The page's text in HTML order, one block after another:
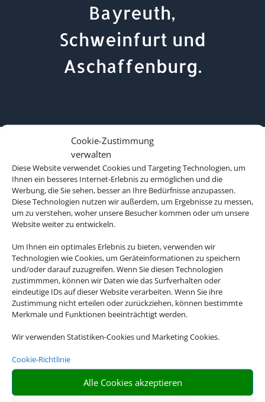
Cookie-Zustimmung
verwalten
Diese Website verwendet Cookies und Targeting Technologien, um
Ihnen ein besseres Internet-Erlebnis zu ermöglichen und die
Werbung, die Sie sehen, besser an Ihre Bedürfnisse anzupassen.
Diese Technologien nutzen wir außerdem, um Ergebnisse zu messen,
um zu verstehen, woher unsere Besucher kommen oder um unsere
Website weiter zu entwickeln.
Um Ihnen ein optimales Erlebnis zu bieten, verwenden wir
Technologien wie Cookies, um Geräteinformationen zu speichern
und/oder darauf zuzugreifen. Wenn Sie diesen Technologien
zustimmmen, können wir Daten wie das Surfverhalten oder
eindeutige IDs auf dieser Website verarbeiten. Wenn Sie ihre
Zustimmung nicht erteilen oder zurückziehen, können bestimmte
Merkmale und Funktionen beeinträchtigt werden.
Wir verwenden Statistiken-Cookies und Marketing Cookies.
Cookie-Richtlinie
Alle Cookies akzeptieren
Bayreuth,
Schweinfurt und
Aschaffenburg.